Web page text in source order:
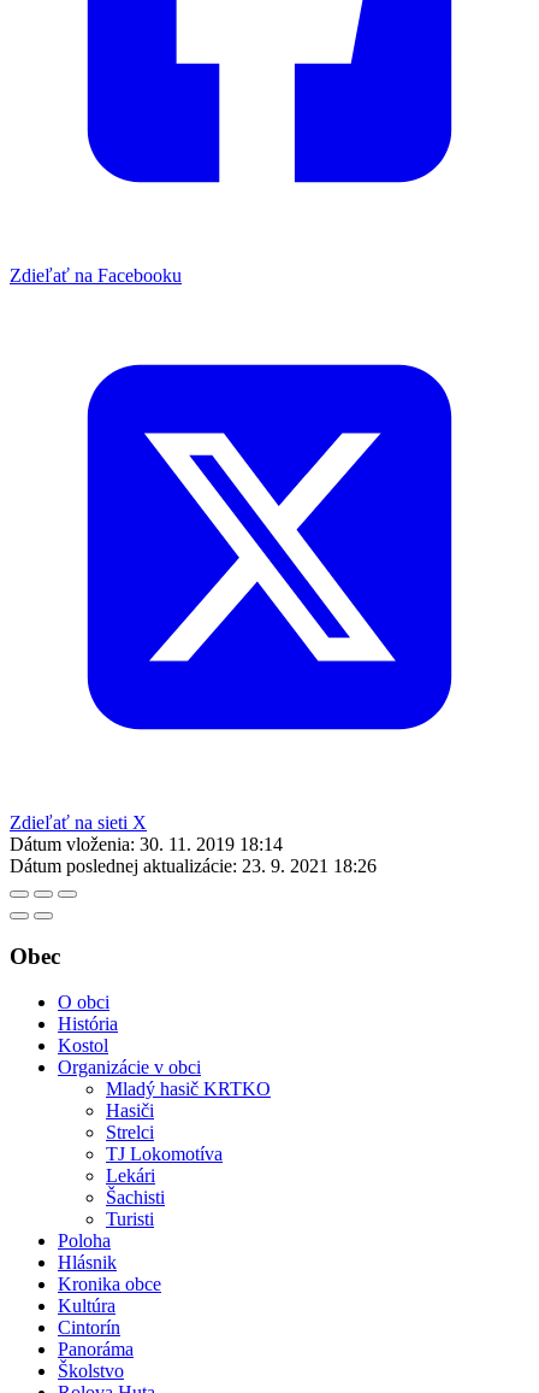
Zdieľať na Facebooku
Zdieľať na sieti X
Dátum vloženia: 30. 11. 2019 18:14
Dátum poslednej aktualizácie: 23. 9. 2021 18:26
Obec
O obci
História
Kostol
Organizácie v obci
Mladý hasič KRTKO
Hasiči
Strelci
TJ Lokomotíva
Lekári
Šachisti
Turisti
Poloha
Hlásnik
Kronika obce
Kultúra
Cintorín
Panoráma
Školstvo